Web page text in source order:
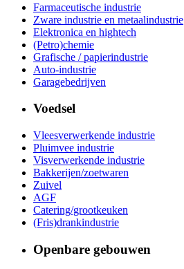
Farmaceutische industrie
Zware industrie en metaalindustrie
Elektronica en hightech
(Petro)chemie
Grafische / papierindustrie
Auto-industrie
Garagebedrijven
Voedsel
Vleesverwerkende industrie
Pluimvee industrie
Visverwerkende industrie
Bakkerijen/zoetwaren
Zuivel
AGF
Catering/grootkeuken
(Fris)drankindustrie
Openbare gebouwen